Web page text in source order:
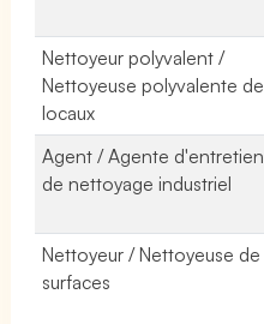
Nettoyeur polyvalent /
Nettoyeuse polyvalente de
locaux
Agent / Agente d'entretien
de nettoyage industriel
Nettoyeur / Nettoyeuse de
surfaces